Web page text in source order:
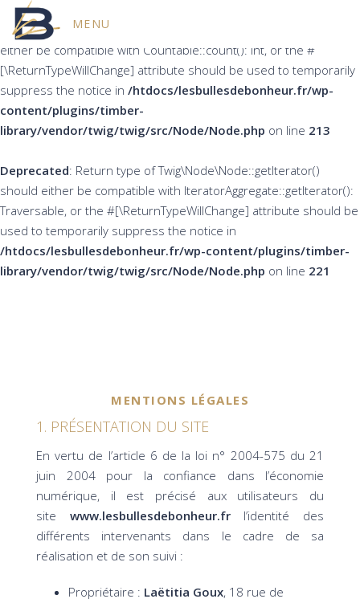
Deprecated
: Return type of Twig\Node\Node::count() should
either be compatible with Countable::count(): int, or the #
[\ReturnTypeWillChange] attribute should be used to temporarily
suppress the notice in /htdocs/lesbullesdebonheur.fr/wp-
content/plugins/timber-
library/vendor/twig/twig/src/Node/Node.php on line 213
Deprecated: Return type of Twig\Node\Node::getIterator()
should either be compatible with IteratorAggregate::getIterator():
Traversable, or the #[\ReturnTypeWillChange] attribute should be
used to temporarily suppress the notice in
/htdocs/lesbullesdebonheur.fr/wp-content/plugins/timber-
library/vendor/twig/twig/src/Node/Node.php on line 221
MENU
MENTIONS LÉGALES
1. PRÉSENTATION DU SITE
En vertu de l’article 6 de la loi n° 2004-575 du 21
juin 2004 pour la confiance dans l’économie
numérique, il est précisé aux utilisateurs du
site www.lesbullesdebonheur.frl’identité des
différents intervenants dans le cadre de sa
réalisation et de son suivi :
Propriétaire : Laëtitia Goux, 18 rue de